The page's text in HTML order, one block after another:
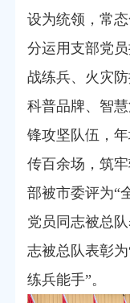
设为统领，常
分运用支部党
战练兵、火灾
科普品牌、智
锋攻坚队伍，
传百余场，筑
部被市委评为“
党员同志被总
志被总队表彰
练兵能手”。